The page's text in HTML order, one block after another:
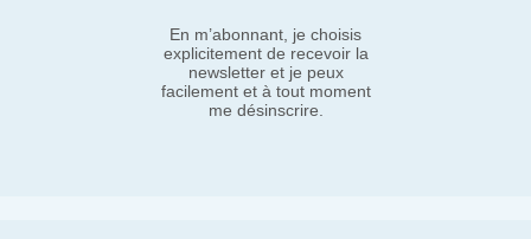
En m’abonnant, je choisis
explicitement de recevoir la
newsletter et je peux
facilement et à tout moment
me désinscrire.